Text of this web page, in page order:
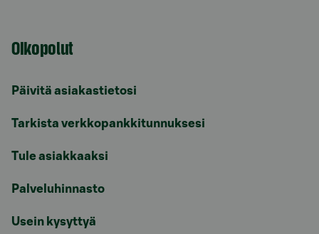
Oikopolut
Päivitä asiakastietosi
Tarkista verkkopankkitunnuksesi
Tule asiakkaaksi
Palveluhinnasto
Usein kysyttyä